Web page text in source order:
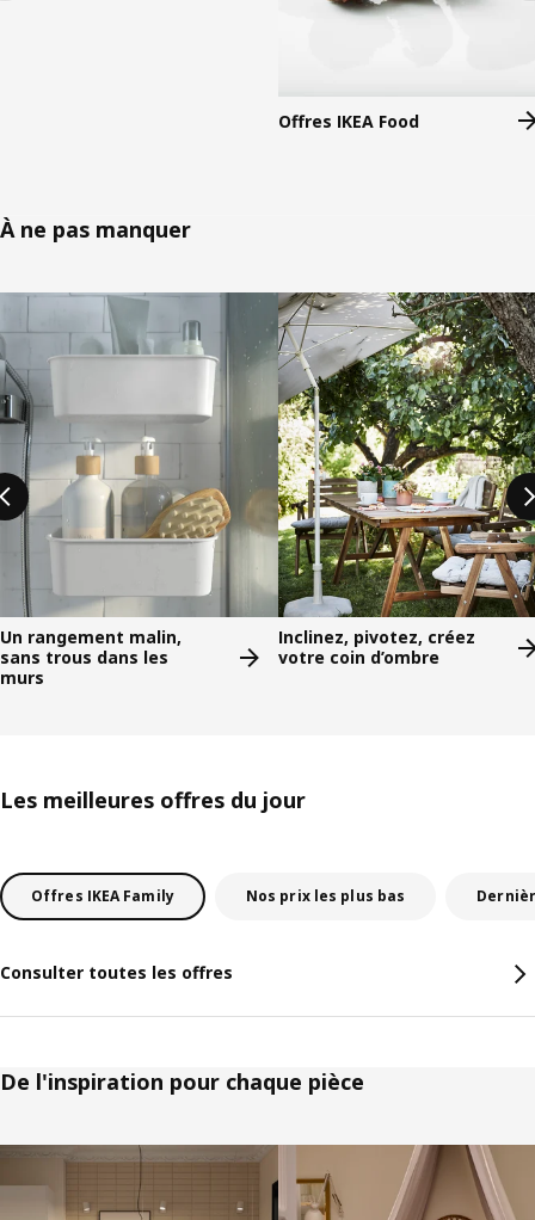
Offres IKEA Food
À ne pas manquer
Un rangement malin,
sans trous dans les
murs
Inclinez, pivotez, créez
votre coin d’ombre
Les meilleures offres du jour
Offres IKEA Family Nos prix les plus bas
Consulter toutes les offres
De l'inspiration pour chaque pièce
Passer la liste